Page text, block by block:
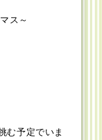
ス～
む予定でいま